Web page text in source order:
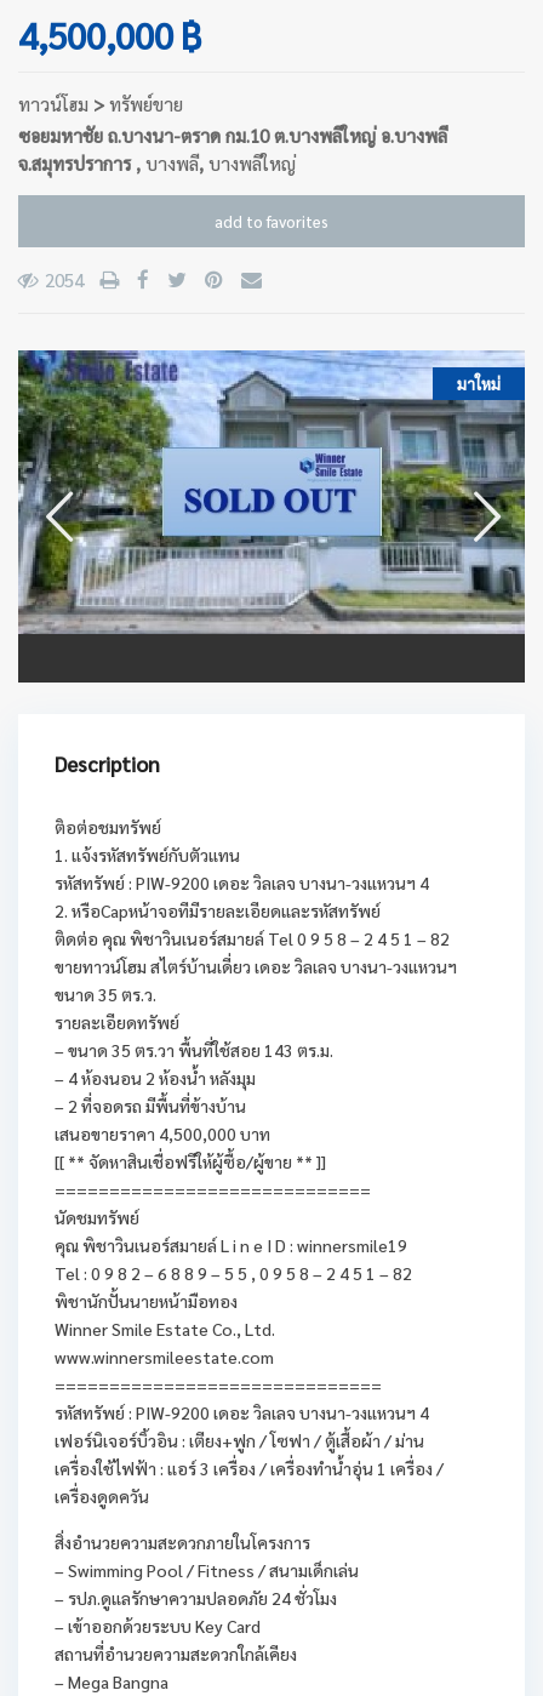
4,500,000 ฿
ทาวน์โฮม > ทรัพย์ขาย
ซอยมหาชัย ถ.บางนา-ตราด กม.10 ต.บางพลีใหญ่ อ.บางพลี
จ.สมุทรปราการ , บางพลี, บางพลีใหญ่
add to favorites
2054
มาใหม่
Description
ติอต่อชมทรัพย์
1. แจ้งรหัสทรัพย์กับตัวแทน
รหัสทรัพย์ : PIW-9200 เดอะ วิลเลจ บางนา-วงแหวนฯ 4
2. หรือCapหน้าจอทีมีรายละเอียดและรหัสทรัพย์
ติดต่อ คุณ พิชาวินเนอร์สมายล์ Tel 0 9 5 8 – 2 4 5 1 – 82
ขายทาวน์โฮม สไตร์บ้านเดี่ยว เดอะ วิลเลจ บางนา-วงแหวนฯ
ขนาด 35 ตร.ว.
รายละเอียดทรัพย์
– ขนาด 35 ตร.วา พื้นที่ใช้สอย 143 ตร.ม.
– 4 ห้องนอน 2 ห้องน้ำ หลังมุม
– 2 ที่จอดรถ มีพื้นที่ข้างบ้าน
เสนอขายราคา 4,500,000 บาท
[[ ** จัดหาสินเชื่อฟรีให้ผู้ซื้อ/ผู้ขาย ** ]]
=============================
นัดชมทรัพย์
คุณ พิชาวินเนอร์สมายล์ L i n e I D : winnersmile19
Tel : 0 9 8 2 – 6 8 8 9 – 5 5 , 0 9 5 8 – 2 4 5 1 – 82
พิชานักปั้นนายหน้ามือทอง
Winner Smile Estate Co., Ltd.
www.winnersmileestate.com
==============================
รหัสทรัพย์ : PIW-9200 เดอะ วิลเลจ บางนา-วงแหวนฯ 4
เฟอร์นิเจอร์บิ้วอิน : เตียง+ฟูก / โซฟา / ตู้เสื้อผ้า / ม่าน
เครื่องใช้ไฟฟ้า : แอร์ 3 เครื่อง / เครื่องทำน้ำอุ่น 1 เครื่อง /
เครื่องดูดควัน
สิ่งอำนวยความสะดวกภายในโครงการ
– Swimming Pool / Fitness / สนามเด็กเล่น
– รปภ.ดูแลรักษาความปลอดภัย 24 ชั่วโมง
– เข้าออกด้วยระบบ Key Card
สถานที่อำนวยความสะดวกใกล้เคียง
– Mega Bangna